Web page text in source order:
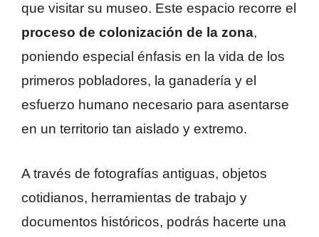
que visitar su museo. Este espacio recorre el
proceso de colonización de la zona,
poniendo especial énfasis en la vida de los
primeros pobladores, la ganadería y el
esfuerzo humano necesario para asentarse
en un territorio tan aislado y extremo.
A través de fotografías antiguas, objetos
cotidianos, herramientas de trabajo y
documentos históricos, podrás hacerte una